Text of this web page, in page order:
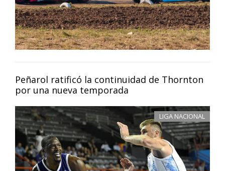
Peñarol ratificó la continuidad de Thornton
por una nueva temporada
LIGA NACIONAL